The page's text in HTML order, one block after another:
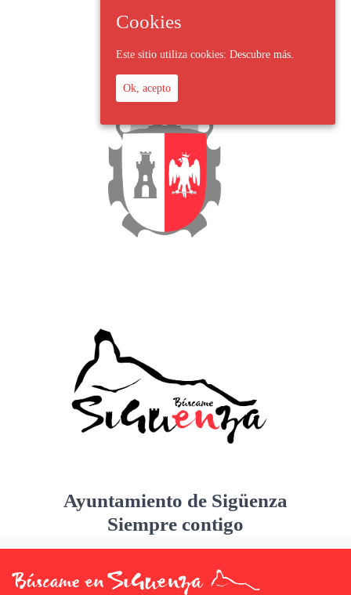
Ayuntamiento de Sigüenza
Siempre contigo
Cookies
Este sitio utiliza cookies: Descubre más.
Ok, acepto